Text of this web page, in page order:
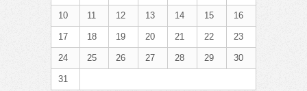
10 11 12 13 14 15 16
17 18 19 20 21 22 23
24 25 26 27 28 29 30
31